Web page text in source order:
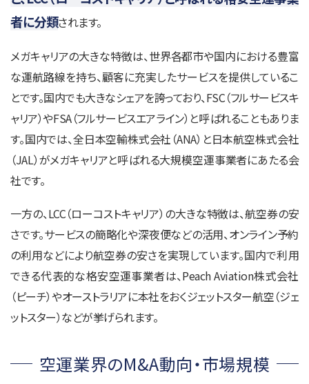
者に分類されます。
メガキャリアの大きな特徴は、世界各都市や国内における豊富
な運航路線を持ち、顧客に充実したサービスを提供しているこ
とです。国内でも大きなシェアを誇っており、FSC（フルサービスキ
ャリア）やFSA（フルサービスエアライン）と呼ばれることもありま
す。国内では、全日本空輸株式会社（ANA）と日本航空株式会社
（JAL）がメガキャリアと呼ばれる大規模空運事業者にあたる会
社です。
一方の、LCC（ローコストキャリア）の大きな特徴は、航空券の安
さです。サービスの簡略化や深夜便などの活用、オンライン予約
の利用などにより航空券の安さを実現しています。国内で利用
できる代表的な格安空運事業者は、Peach Aviation株式会社
（ピーチ）やオーストラリアに本社をおくジェットスター航空（ジェ
ットスター）などが挙げられます。
空運業界のM&A動向・市場規模